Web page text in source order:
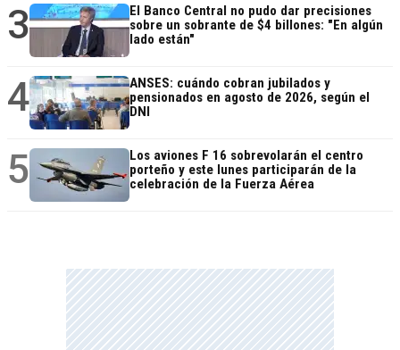
3
El Banco Central no pudo dar precisiones
sobre un sobrante de $4 billones: "En algún
lado están"
4
ANSES: cuándo cobran jubilados y
pensionados en agosto de 2026, según el
DNI
5
Los aviones F 16 sobrevolarán el centro
porteño y este lunes participarán de la
celebración de la Fuerza Aérea